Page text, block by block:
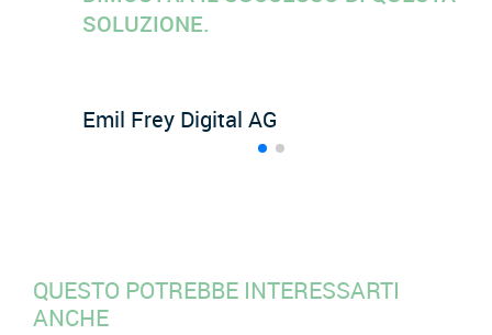
SOLUZIONE.
Emil Frey Digital AG
QUESTO POTREBBE INTERESSARTI
ANCHE